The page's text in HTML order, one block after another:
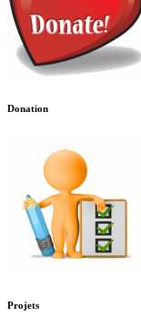
Donation
Projets